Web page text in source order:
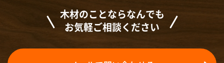
木材のことならなんでも
お気軽ご相談ください